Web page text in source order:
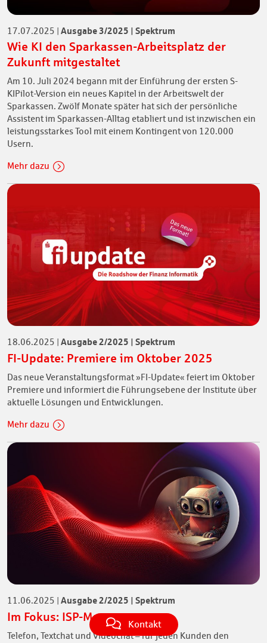
Kontakt
17.07.2025 | Ausgabe 3/2025 | Spektrum
Wie KI den Sparkassen-Arbeitsplatz der
Zukunft mitgestaltet
Am 10. Juli 2024 begann mit der Einführung der ersten S-
KIPilot-Version ein neues Kapitel in der Arbeitswelt der
Sparkassen. Zwölf Monate später hat sich der persönliche
Assistent im Sparkassen-Alltag etabliert und ist inzwischen ein
leistungsstarkes Tool mit einem Kontingent von 120.000
Usern.
Mehr dazu
18.06.2025 | Ausgabe 2/2025 | Spektrum
FI-Update: Premiere im Oktober 2025
Das neue Veranstaltungsformat »FI-Update« feiert im Oktober
Premiere und informiert die Führungsebene der Institute über
aktuelle Lösungen und Entwicklungen.
Mehr dazu
11.06.2025 | Ausgabe 2/2025 | Spektrum
Im Fokus: ISP-Manager
Telefon, Textchat und Videochat – für jeden Kunden den